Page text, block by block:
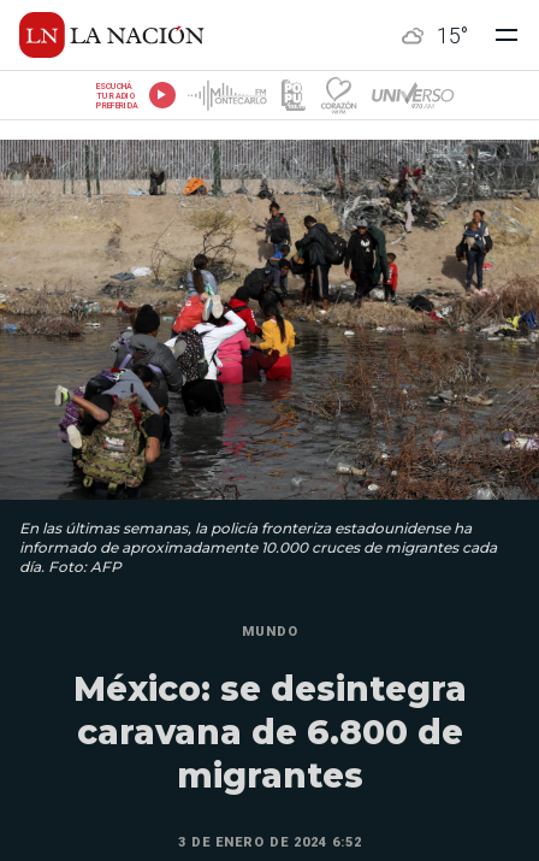
15°
ESCUCHÁ
TU RADIO
PREFERIDA
En las últimas semanas, la policía fronteriza estadounidense ha
informado de aproximadamente 10.000 cruces de migrantes cada
día. Foto: AFP
MUNDO
México: se desintegra
caravana de 6.800 de
migrantes
3 DE ENERO DE 2024 6:52